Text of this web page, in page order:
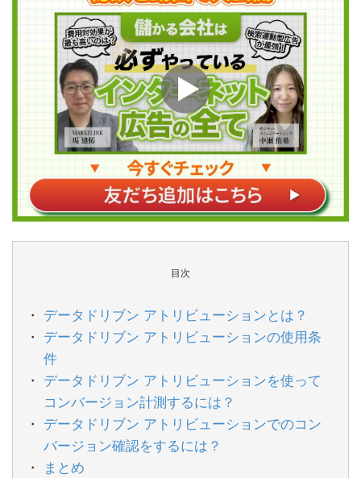
目次
データドリブン アトリビューションとは？
データドリブン アトリビューションの使用条
件
データドリブン アトリビューションを使って
コンバージョン計測するには？
データドリブン アトリビューションでのコン
バージョン確認をするには？
まとめ